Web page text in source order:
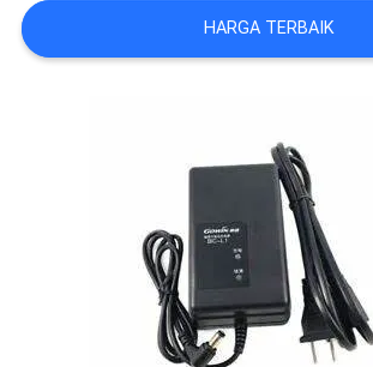
PRIVACY
HARGA TERBAIK